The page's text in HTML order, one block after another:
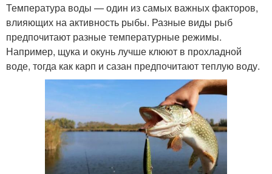
Температура воды — один из самых важных факторов,
влияющих на активность рыбы. Разные виды рыб
предпочитают разные температурные режимы.
Например, щука и окунь лучше клюют в прохладной
воде, тогда как карп и сазан предпочитают теплую воду.